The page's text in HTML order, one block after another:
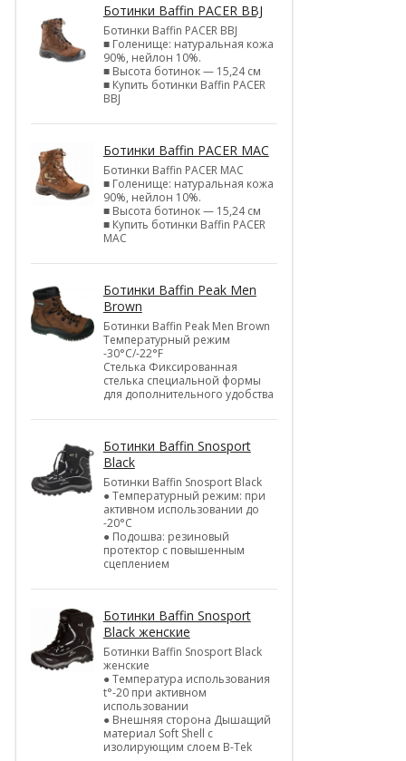
Ботинки Baffin PACER BBJ
Ботинки Baffin PACER BBJ
■ Голенище: натуральная кожа
90%, нейлон 10%.
■ Высота ботинок — 15,24 см
■ Купить ботинки Baffin PACER
BBJ
Ботинки Baffin PACER MAC
Ботинки Baffin PACER MAC
■ Голенище: натуральная кожа
90%, нейлон 10%.
■ Высота ботинок — 15,24 см
■ Купить ботинки Baffin PACER
MAC
Ботинки Baffin Peak Men
Brown
Ботинки Baffin Peak Men Brown
Температурный режим
-30°С/-22°F
Стелька Фиксированная
стелька специальной формы
для дополнительного удобства
Ботинки Baffin Snosport
Black
Ботинки Baffin Snosport Black
● Температурный режим: при
активном использовании до
-20°С
● Подошва: резиновый
протектор с повышенным
сцеплением
Ботинки Baffin Snosport
Black женские
Ботинки Baffin Snosport Black
женские
● Температура использования
t°-20 при активном
использовании
● Внешняя сторона Дышащий
материал Soft Shell с
изолирующим слоем B-Tek